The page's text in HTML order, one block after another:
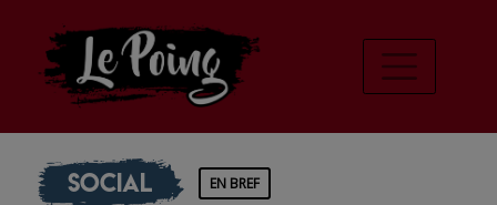
Social EN BREF